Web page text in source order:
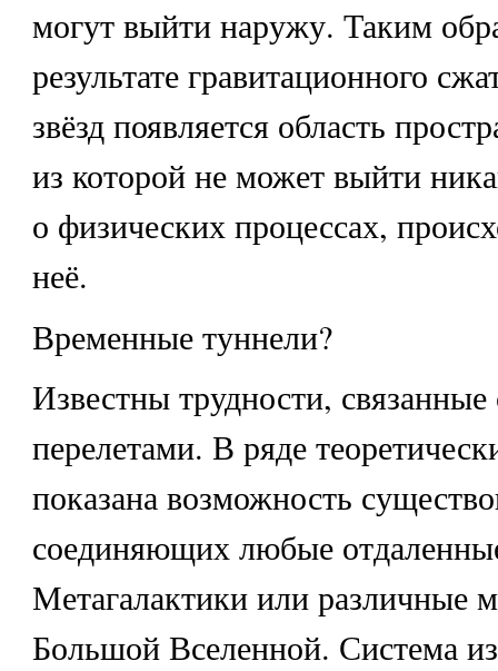
могут выйти наружу. Таким
результате гравитационного
звёзд появляется область
из которой не может выйти
о физических процессах,
неё.
Временные туннели?
Известны трудности,
перелетами. В ряде
показана возможность
соединяющих любые
Метагалактики или различные
Большой Вселенной. Система